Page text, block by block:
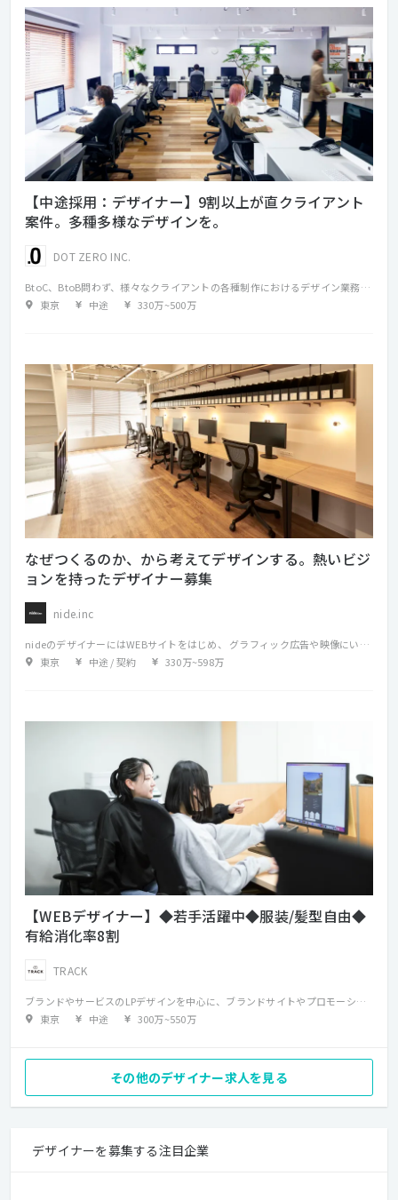
【中途採用：デザイナー】9割以上が直クライアント
案件。多種多様なデザインを。
DOT ZERO INC.
BtoC、BtoB問わず、様々なクライアントの各種制作におけるデザイン業務をお任せいたします。 ブランディングから携わることやプロモーションから依頼される案件もあり、デザイン業務だけでなく、企画提案から関わることができます。 クライアントとは直取引がほとんどのため、お客様との打ち合わせにも参加していただきます。 ご自身でのデザイン業務の他に、社外のパートナー（印刷会社やコーダー、カメラマンやライターなど）への指示出しも行いつつ、進めていただきます。 取り扱う媒体は多岐にわたりますので、様々な分野に関わり経験を積むことが可能です。 クライアントは有名アパレルメーカーをはじめ、コスメや食品、エンタメ関連など、お客様とのコミュニケーションを重視し、信頼関係を築きます。 流行に敏感でトレンドを意識している方にとてもおすすめです！ 【具体的な業務内容】 ・デザイン制作 ・撮影ディレクション（立ち合いあり） ・お客様との打ち合わせ 【主な制作物】 ・WEBサイト ・ランディングページ ・パンフレット ・パッケージ ・広告 ・DM ・フライヤー ・動画 ・ブランディング
東京
中途 330万~500万
なぜつくるのか、から考えてデザインする。熱いビジ
ョンを持ったデザイナー募集
nide.inc
nideのデザイナーにはWEBサイトをはじめ、 グラフィック広告や映像にいたるまで、ジャンルレスにデザインを手がけていただきます。 クライアントが望むものをただつくるだけでなく、私たちを含めた生活者のインサイトを見極めて、 多角的な視野で複数の解決策を提案することが私たちのモットー。 アウトプットを限定しない依頼や、相談段階からの依頼を受けることもあります。 特に近年では、企業や製品、サービスがもつべきブランドの中核概念の策定からビジュアルデザインまでを総合的に支援するプロジェクトも増えています。
東京
中途 / 契約 330万~598万
【WEBデザイナー】◆若手活躍中◆服装/髪型自由◆
有給消化率8割
TRACK
ブランドやサービスのLPデザインを中心に、ブランドサイトやプロモーションサイト、Web広告用バナー、SNS用クリエイティブなどのWebデザイン業務を担当していただきます。 案件によっては、簡単なワイヤー作成や構成検討など、企画段階から関わることもあります。 制作は、プロデューサーやディレクター、エンジニアとチームを組み、相談しながら進行します。 クライアントの要望や課題を踏まえ、デザインとしてどう表現するかを考え、Web上での見え方や体験を意識しながら制作を行うポジションです。
東京
中途 300万~550万
その他のデザイナー求人を見る
デザイナーを募集する注目企業